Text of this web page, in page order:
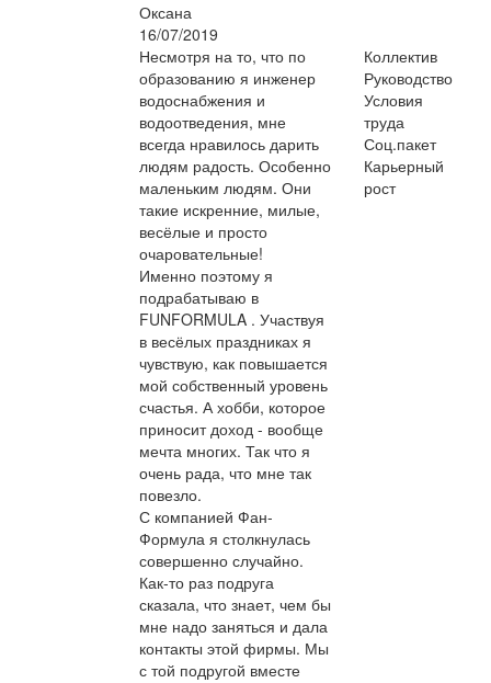
Оксана
16/07/2019
Несмотря на то, что по
образованию я инженер
водоснабжения и
водоотведения, мне
всегда нравилось дарить
людям радость. Особенно
маленьким людям. Они
такие искренние, милые,
весёлые и просто
очаровательные!
Именно поэтому я
подрабатываю в
FUNFORMULA . Участвуя
в весёлых праздниках я
чувствую, как повышается
мой собственный уровень
счастья. А хобби, которое
приносит доход - вообще
мечта многих. Так что я
очень рада, что мне так
повезло.
С компанией Фан-
Формула я столкнулась
совершенно случайно.
Как-то раз подруга
сказала, что знает, чем бы
мне надо заняться и дала
контакты этой фирмы. Мы
с той подругой вместе
Коллектив
Руководство
Условия
труда
Соц.пакет
Карьерный
рост